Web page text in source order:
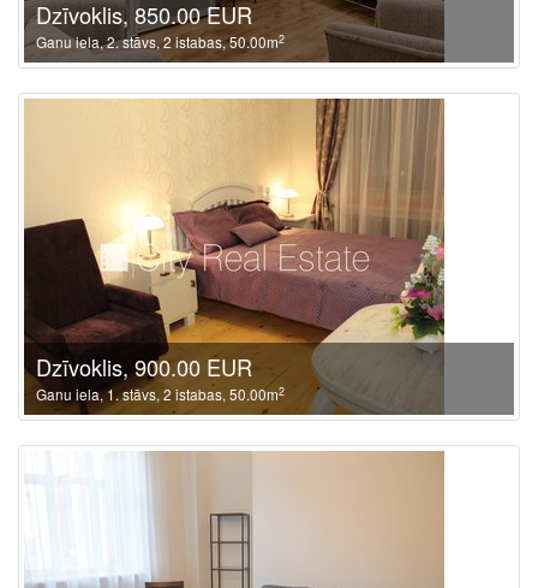
Dzīvoklis, 850.00 EUR
Ganu iela, 2. stāvs, 2 istabas, 50.00m2
Dzīvoklis, 900.00 EUR
Ganu iela, 1. stāvs, 2 istabas, 50.00m2